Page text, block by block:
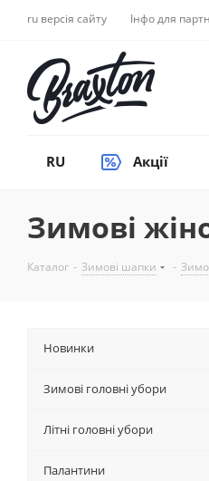
ru версія сайту Інфо для
RU Акції
Зимові
Каталог - Зимові шапки -
Новинки
Зимові головні убори
Літні головні убори
Палантини